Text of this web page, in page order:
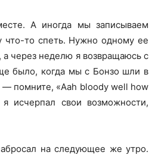
А иногда мы записываем
что-то спеть. Нужно одному ее
а через неделю я возвращаюсь с
было, когда мы с Бонзо шли в
— помните, «Aah bloody well how
исчерпал свои возможности,
на следующее же утро.